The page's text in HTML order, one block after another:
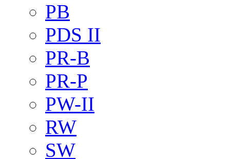
PB
PDS II
PR-B
PR-P
PW-II
RW
SW